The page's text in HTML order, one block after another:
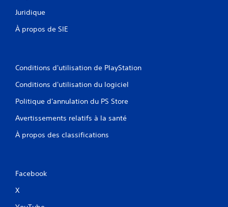
Juridique
À propos de SIE
Conditions d'utilisation de PlayStation
Conditions d'utilisation du logiciel
Politique d'annulation du PS Store
Avertissements relatifs à la santé
À propos des classifications
Facebook
X